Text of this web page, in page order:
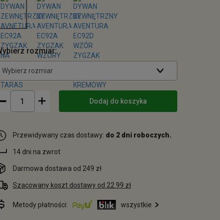
rozmiar:
Wybierz rozmiar
Dodaj do koszyka
Przewidywany czas dostawy: do 2 dni roboczych.
14 dni na zwrot
Darmowa dostawa od 249 zł
Szacowany koszt dostawy od 22.99 zł
Metody płatności: wszystkie